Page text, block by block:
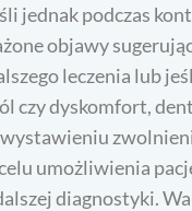
jednak podczas
objawy
leczenia lub
czy dyskomfort,
umożliwienia
diagnostyki.